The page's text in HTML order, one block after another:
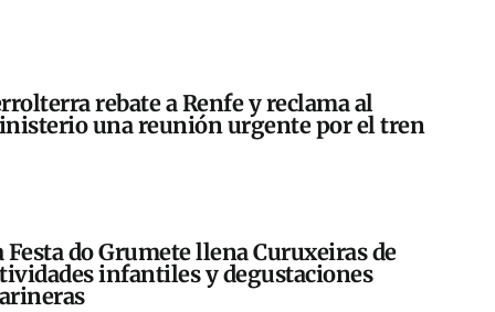
rebate a Renfe y reclama al
una reunión urgente por el tren
Festa do Grumete llena Curuxeiras de
infantiles y degustaciones